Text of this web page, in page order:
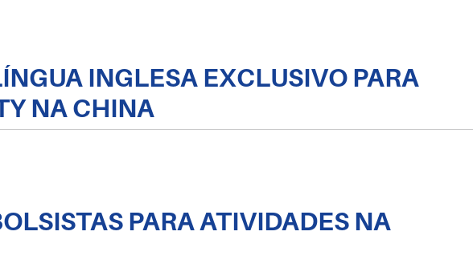
INGLESA EXCLUSIVO PARA
NA CHINA
PARA ATIVIDADES NA